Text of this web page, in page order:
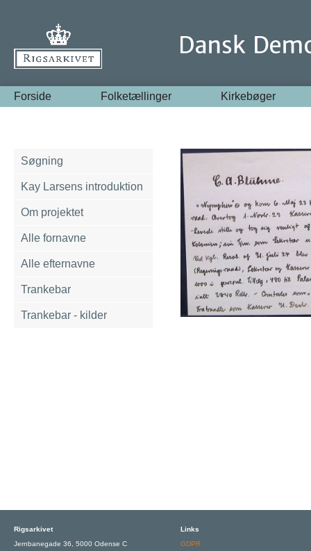
Forside Folketællinger Kirkebøger
Søgning
Kay Larsens introduktion
Om projektet
Alle fornavne
Alle efternavne
Trankebar
Trankebar - kilder
Rigsarkivet
Jernbanegade 36, 5000 Odense C
Links
GDPR